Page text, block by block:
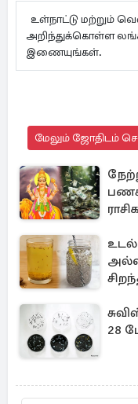
உள்நாட்டு மற்றும்
அறிந்துக்கொள்ள
இணையுங்கள்.
மேலும் ஜோதிடம்
உடல்
28